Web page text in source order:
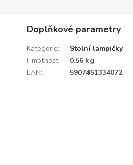
Doplňkové parametry
Kategorie:
Stolní lampičky
Hmotnost:
0.56 kg
EAN: 5907451334072